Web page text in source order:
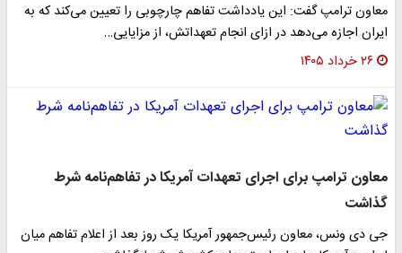
معاون ترامپ گفت: این یادداشت تفاهم چارچوبی را تعیین می‌کند که به
ایران اجازه می‌دهد در ازای انجام تعهداتش، از مزایایی…
۲۶ خرداد ۱۴۰۵
معاون ترامپ برای اجرای تعهدات آمریکا در تفاهم‌نامه شرط‌
گذاشت
جی دی ونس، معاون رئیس‌جمهور آمریکا یک روز بعد از اعلام تفاهم میان